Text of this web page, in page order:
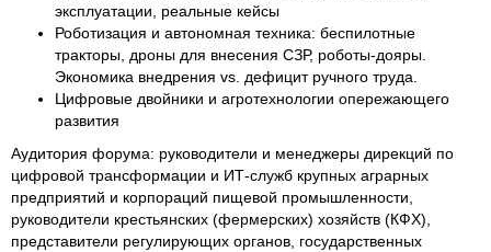
эксплуатации, реальные кейсы
Роботизация и автономная техника: беспилотные
тракторы, дроны для внесения СЗР, роботы-дояры.
Экономика внедрения vs. дефицит ручного труда.
Цифровые двойники и агротехнологии опережающего
развития
Аудитория форума: руководители и менеджеры дирекций по
цифровой трансформации и ИТ-служб крупных аграрных
предприятий и корпораций пищевой промышленности,
руководители крестьянских (фермерских) хозяйств (КФХ),
представители регулирующих органов, государственных